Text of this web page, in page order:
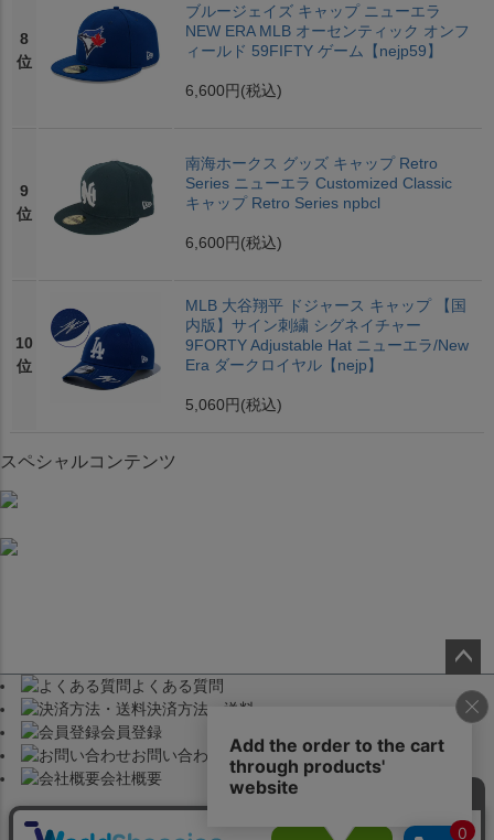
8
位
ブルージェイズ キャップ ニューエラ
NEW ERA MLB オーセンティック オンフ
ィールド 59FIFTY ゲーム【nejp59】
6,600円 (税込)
9
位
南海ホークス グッズ キャップ Retro
Series ニューエラ Customized Classic
キャップ Retro Series npbcl
6,600円 (税込)
10
位
MLB 大谷翔平 ドジャース キャップ 【国
内版】サイン刺繍 シグネイチャー
9FORTY Adjustable Hat ニューエラ/New
Era ダークロイヤル【nejp】
5,060円 (税込)
スペシャルコンテンツ
ペー
ジト
よくある質問
決済方法・送料
会員登録
お問い合わせ
会社概要